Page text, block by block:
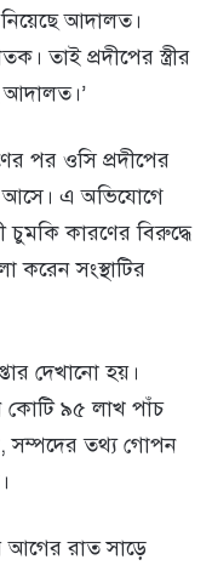
আদালত।
তাই প্রদীপের স্ত্রীর
আদালত।’
পর ওসি প্রদীপের
আসে। এ অভিযোগে
চুমকি কারণের বিরুদ্ধে
করেন সংস্থাটির
দেখানো হয়।
কোটি ৯৫ লাখ পাঁচ
সম্পদের তথ্য গোপন
রাত সাড়ে